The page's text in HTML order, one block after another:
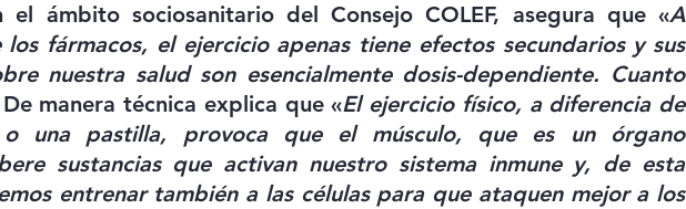
el ámbito sociosanitario del Consejo COLEF, asegura que «A
fármacos, el ejercicio apenas tiene efectos secundarios y sus
nuestra salud son esencialmente dosis-dependiente. Cuanto
manera técnica explica que «El ejercicio físico, a diferencia de
una pastilla, provoca que el músculo, que es un órgano
sustancias que activan nuestro sistema inmune y, de esta
entrenar también a las células para que ataquen mejor a los